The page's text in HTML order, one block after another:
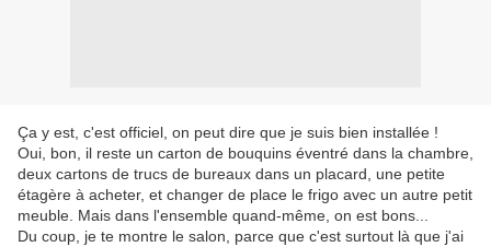
Ça y est, c'est officiel, on peut dire que je suis bien installée !
Oui, bon, il reste un carton de bouquins éventré dans la chambre,
deux cartons de trucs de bureaux dans un placard, une petite
étagère à acheter, et changer de place le frigo avec un autre petit
meuble. Mais dans l'ensemble quand-même, on est bons...
Du coup, je te montre le salon, parce que c'est surtout là que j'ai